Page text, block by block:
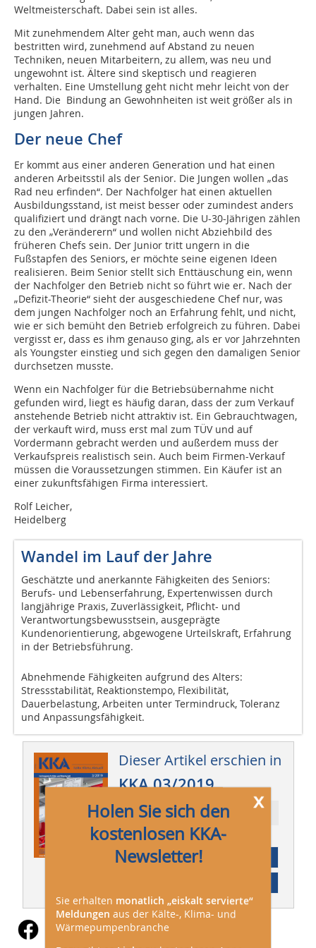
Weltmeisterschaft. Dabei sein ist alles.
Mit zunehmendem Alter geht man, auch wenn das
bestritten wird, zunehmend auf Abstand zu neuen
Techniken, neuen Mitarbeitern, zu allem, was neu und
ungewohnt ist. Ältere sind skeptisch und reagieren
verhalten. Eine Umstellung geht nicht mehr leicht von der
Hand. Die Bindung an Gewohnheiten ist weit größer als in
jungen Jahren.
Der neue Chef
Er kommt aus einer anderen Generation und hat einen
anderen Arbeitsstil als der Senior. Die Jungen wollen „das
Rad neu erfinden“. Der Nachfolger hat einen aktuellen
Ausbildungsstand, ist meist besser oder zumindest anders
qualifiziert und drängt nach vorne. Die U-30-Jährigen zählen
zu den „Veränderern“ und wollen nicht Abziehbild des
früheren Chefs sein. Der Junior tritt ungern in die
Fußstapfen des Seniors, er möchte seine eigenen Ideen
realisieren. Beim Senior stellt sich Enttäuschung ein, wenn
der Nachfolger den Betrieb nicht so führt wie er. Nach der
„Defizit-Theorie“ sieht der ausgeschiedene Chef nur, was
dem jungen Nachfolger noch an Erfahrung fehlt, und nicht,
wie er sich bemüht den Betrieb erfolgreich zu führen. Dabei
vergisst er, dass es ihm genauso ging, als er vor Jahrzehnten
als Youngster einstieg und sich gegen den damaligen Senior
durchsetzen musste.
Wenn ein Nachfolger für die Betriebsübernahme nicht
gefunden wird, liegt es häufig daran, dass der zum Verkauf
anstehende Betrieb nicht attraktiv ist. Ein Gebrauchtwagen,
der verkauft wird, muss erst mal zum TÜV und auf
Vordermann gebracht werden und außerdem muss der
Verkaufspreis realistisch sein. Auch beim Firmen-Verkauf
müssen die Voraussetzungen stimmen. Ein Käufer ist an
einer zukunftsfähigen Firma interessiert.
Rolf Leicher,
Heidelberg
Wandel im Lauf der Jahre
Geschätzte und anerkannte Fähigkeiten des Seniors:
Berufs- und Lebenserfahrung, Expertenwissen durch
langjährige Praxis, Zuverlässigkeit, Pflicht- und
Verantwortungsbewusstsein, ausgeprägte
Kundenorientierung, abgewogene Urteilskraft, Erfahrung
in der Betriebsführung.
Abnehmende Fähigkeiten aufgrund des Alters:
Stressstabilität, Reaktionstempo, Flexibilität,
Dauerbelastung, Arbeiten unter Termindruck, Toleranz
und Anpassungsfähigkeit.
Dieser Artikel erschien in
KKA 03/2019
Ressort: Betrieb
Abonnement
x
Holen Sie sich den
kostenlosen KKA-
Newsletter!
Sie erhalten monatlich „eiskalt servierte“
Meldungen aus der Kälte-, Klima- und
Wärmepumpenbranche